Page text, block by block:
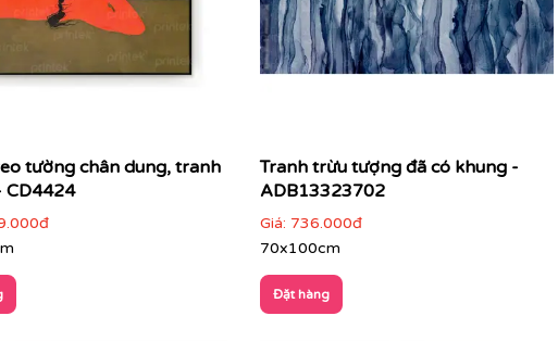
tường chân dung, tranh
CD4424
Tranh trừu tượng đã có khung -
ADB13323702
Giá: 736.000đ
70x100cm
Đặt hàng